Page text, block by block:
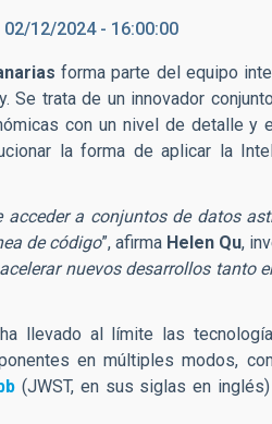
02/12/2024 - 16:00:00
forma parte del equipo
Se trata de un innovador
con un nivel de detalle y
la forma de aplicar la
a conjuntos de datos
de código”, afirma Helen Qu,
nuevos desarrollos tanto
llevado al límite las
en múltiples modos,
(JWST, en sus siglas en